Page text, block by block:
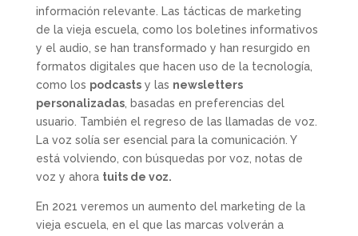
información relevante. Las tácticas de marketing
de la vieja escuela, como los boletines informativos
y el audio, se han transformado y han resurgido en
formatos digitales que hacen uso de la tecnología,
como los podcastsy las newsletters
personalizadas, basadas en preferencias del
usuario. También el regreso de las llamadas de voz.
La voz solía ser esencial para la comunicación. Y
está volviendo, con búsquedas por voz, notas de
voz y ahora tuits de voz.
En 2021 veremos un aumento del marketing de la
vieja escuela, en el que las marcas volverán a